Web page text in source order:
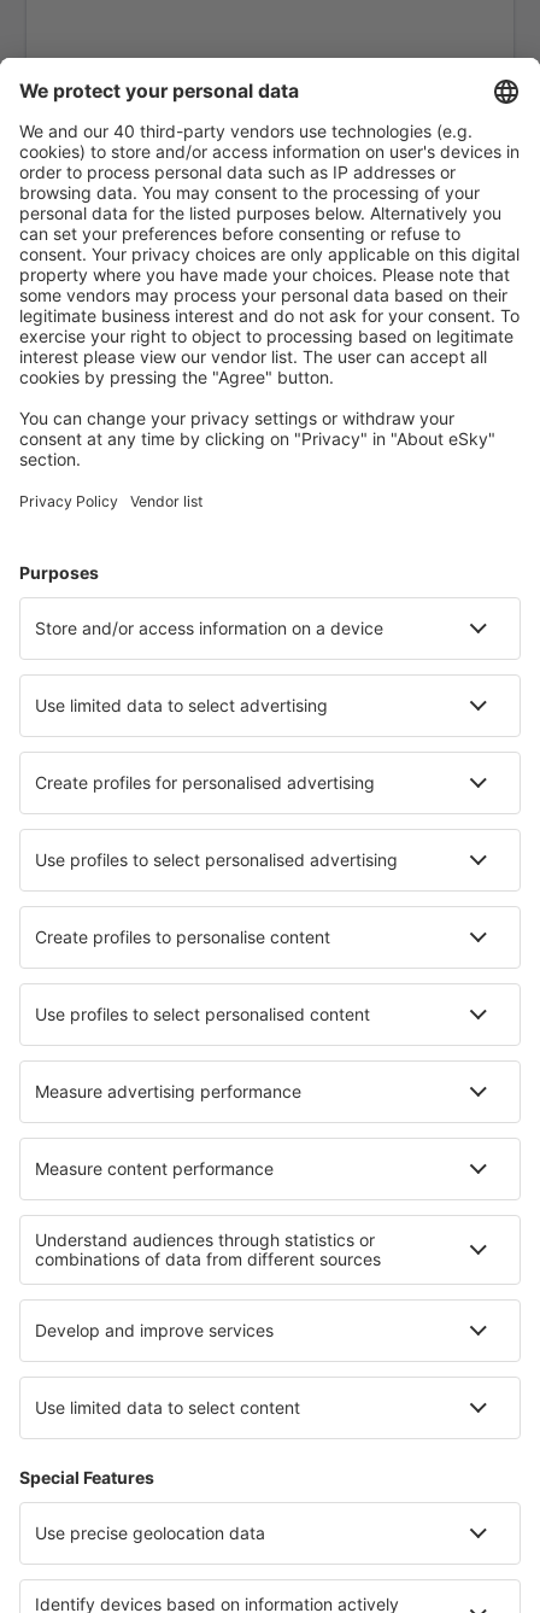
Mailand
Forli Luigi Ridolfi (FRL)
Mailand
Venedig
Elba Marina di Campo (EBA)
Olbia Costa Smeralda (OLB)
Palermo Punta Raisi (PMO)
Brindisi Papola Casale (BDS)
Parma Intl Airport (PMF)
Reggio di Calabria Airport (REG)
Triest Ronchi dei Legionari (TRS)
Salerno-Pontecagnano Airport (QSR)
Venedig
Perugia San Franceso d'Assisi (PEG)
Verona Valerio Catullo Villafranca (VRN)
Trapani Vincenzo Florio (TPS)
Comiso Vincenzo Magliocco (CIY)